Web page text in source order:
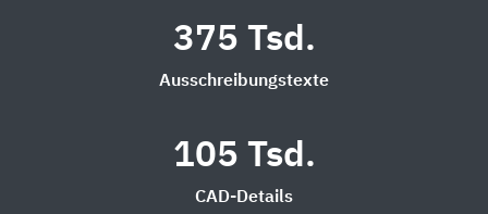
375 Tsd.
Ausschreibungstexte
105 Tsd.
CAD-Details